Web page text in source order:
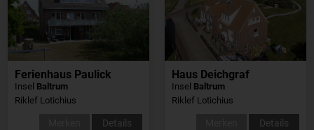
Ferienhaus Paulick
Insel Baltrum
Riklef Lotichius
Details
Haus Deichgraf
Insel Baltrum
Riklef Lotichius
Details